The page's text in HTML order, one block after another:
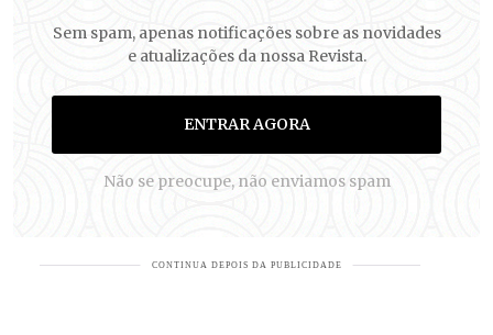
Sem spam, apenas notificações sobre as novidades
e atualizações da nossa Revista.
ENTRAR AGORA
Não se preocupe, não enviamos spam